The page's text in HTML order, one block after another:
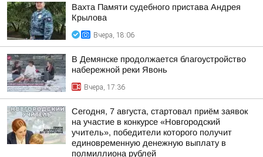
Вахта Памяти судебного пристава Андрея
Крылова
Вчера, 18:06
В Демянске продолжается благоустройство
набережной реки Явонь
Вчера, 17:36
Сегодня, 7 августа, стартовал приём заявок
на участие в конкурсе «Новгородский
учитель», победители которого получит
единовременную денежную выплату в
полмиллиона рублей